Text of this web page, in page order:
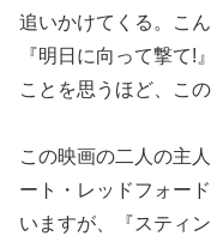
追いかけてくる。こ
『明日に向って撃
ことを思うほど、こ
この映画の二人の主
ート・レッドフォー
いますが、『スティ